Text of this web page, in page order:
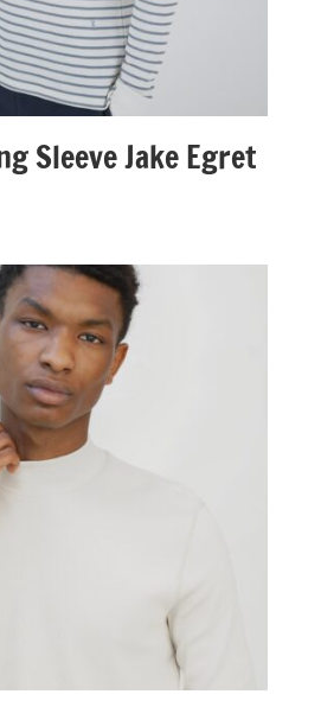
Sleeve Jake Egret